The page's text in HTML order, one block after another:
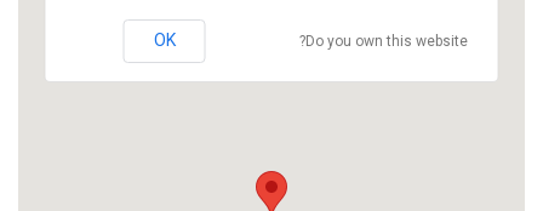
Do you own this website?
OK